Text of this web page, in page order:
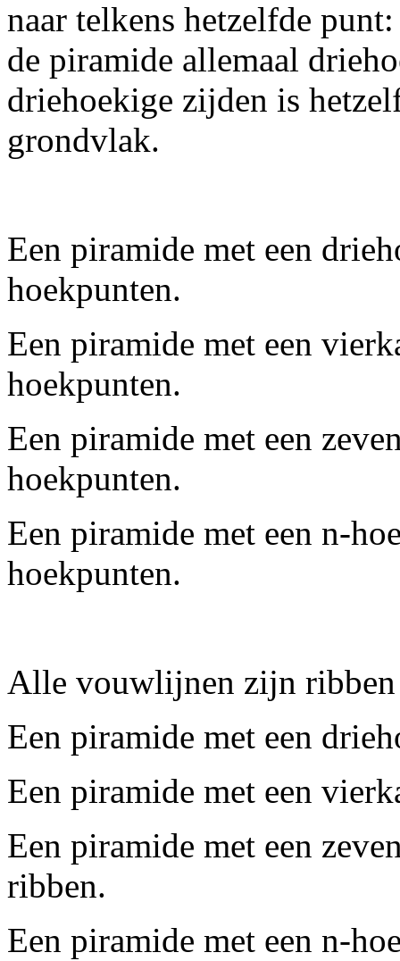
naar telkens hetzelfde
de piramide allemaal
driehoekige zijden is
grondvlak.
Een piramide met een
hoekpunten.
Een piramide met een
hoekpunten.
Een piramide met een
hoekpunten.
Een piramide met een n-
hoekpunten.
Alle vouwlijnen zijn ribben
Een piramide met een
Een piramide met een
Een piramide met een
ribben.
Een piramide met een n-